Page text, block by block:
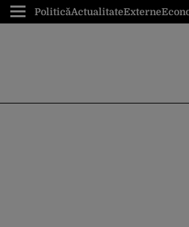
PoliticăActualitateExterne